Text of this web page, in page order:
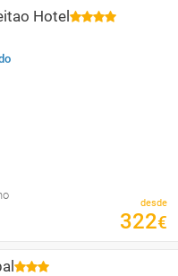
Hotel
desde
322€